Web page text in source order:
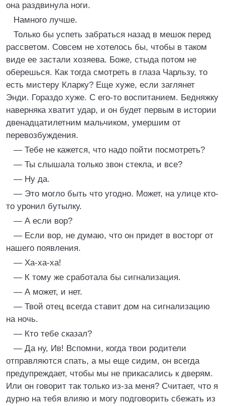
она раздвинула ноги.
Намного лучше.
Только бы успеть забраться назад в мешок перед
рассветом. Совсем не хотелось бы, чтобы в таком
виде ее застали хозяева. Боже, стыда потом не
оберешься. Как тогда смотреть в глаза Чарльзу, то
есть мистеру Кларку? Еще хуже, если заглянет
Энди. Гораздо хуже. С его-то воспитанием. Бедняжку
наверняка хватит удар, и он будет первым в истории
двенадцатилетним мальчиком, умершим от
перевозбуждения.
— Тебе не кажется, что надо пойти посмотреть?
— Ты слышала только звон стекла, и все?
— Ну да.
— Это могло быть что угодно. Может, на улице кто-
то уронил бутылку.
— А если вор?
— Если вор, не думаю, что он придет в восторг от
нашего появления.
— Ха-ха-ха!
— К тому же сработала бы сигнализация.
— А может, и нет.
— Твой отец всегда ставит дом на сигнализацию
на ночь.
— Кто тебе сказал?
— Да ну, Ив! Вспомни, когда твои родители
отправляются спать, а мы еще сидим, он всегда
предупреждает, чтобы мы не прикасались к дверям.
Или он говорит так только из-за меня? Считает, что я
дурно на тебя влияю и могу подговорить сбежать из